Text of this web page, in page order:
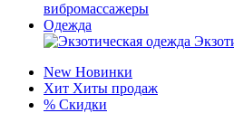
вибромассажеры
Одежда
New Новинки
Хит Хиты продаж
% Скидки